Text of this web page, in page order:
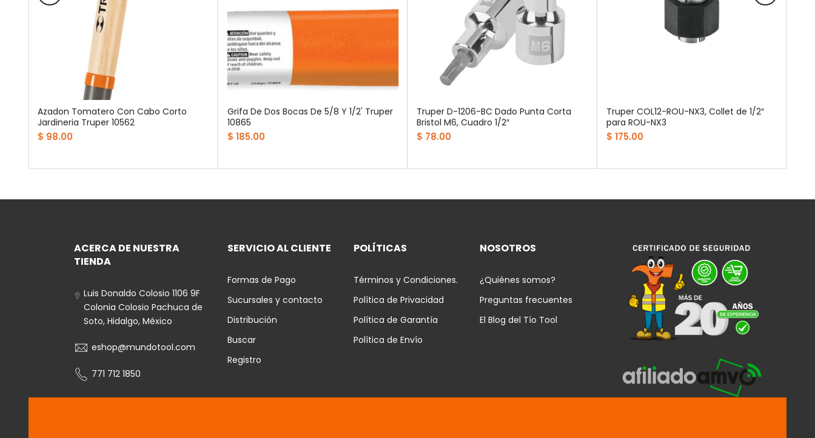
Azadon Tomatero Con Cabo Corto
Jardineria Truper 10562
$ 98.00
Grifa De Dos Bocas De 5/8 Y 1/2' Truper
10865
$ 185.00
Truper D-1206-BC Dado Punta Corta
Bristol M6, Cuadro 1/2″
$ 78.00
Truper COL12-ROU-NX3, Collet de 1/2″
para ROU-NX3
$ 175.00
ACERCA DE NUESTRA
TIENDA
Luis Donaldo Colosio 1106 9F
Colonia Colosio Pachuca de
Soto, Hidalgo, México
eshop@mundotool.com
771 712 1850
SERVICIO AL CLIENTE
Formas de Pago
Sucursales y contacto
Distribución
Buscar
Registro
POLÍTICAS
Términos y Condiciones.
Política de Privacidad
Política de Garantía
Política de Envío
NOSOTROS
¿Quiénes somos?
Preguntas frecuentes
El Blog del Tío Tool